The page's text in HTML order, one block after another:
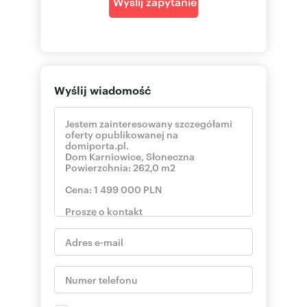
- Dwa oddzielne pokoje o pow. 14 i 13 m2.
- Łazienka o pow. 5 m2, z oknem, z kabiną
2 PIĘTRO
- Salon o pow. 20 m2.
- Dwa samodzielne pokoje o pow. 14 i 13 m2.,
wyjściami na balkon.
- Łazienka o pow. 5 m2, z oknem, z kabiną
natryskową.
MPK linia 268, a w pobliżu także szkoła
podstawowa, żłobek oraz sklepy
ogólnospożywcze.
UWAGA - Jest możliwość zamiany na mniejszy
dom . Szczegóły do ewent. omówienia.
Wyślij wiadomość